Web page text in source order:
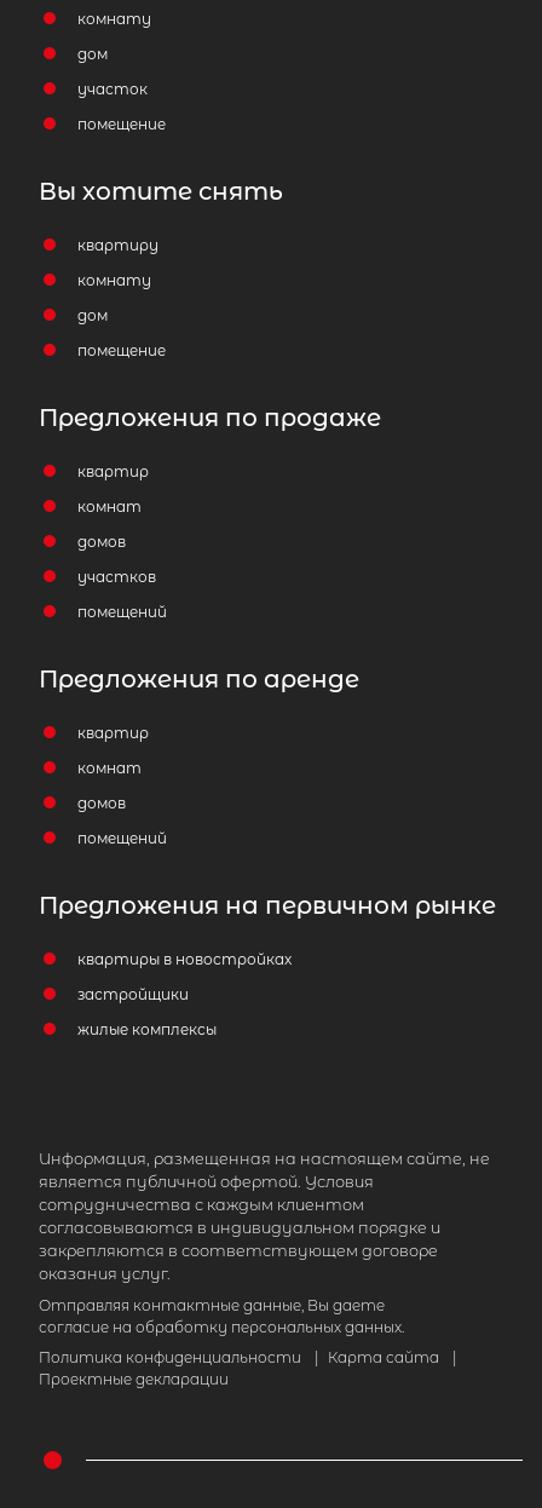
комнату
дом
участок
помещение
Вы хотите снять
квартиру
комнату
дом
помещение
Предложения по продаже
квартир
комнат
домов
участков
помещений
Предложения по аренде
квартир
комнат
домов
помещений
Предложения на первичном рынке
квартиры в новостройках
застройщики
жилые комплексы
Информация, размещенная на настоящем сайте, не
является публичной офертой. Условия
сотрудничества с каждым клиентом
согласовываются в индивидуальном порядке и
закрепляются в соответствующем договоре
оказания услуг.
Отправляя контактные данные, Вы даете
согласие на обработку персональных данных.
Политика конфиденциальности
Карта сайта
Проектные декларации